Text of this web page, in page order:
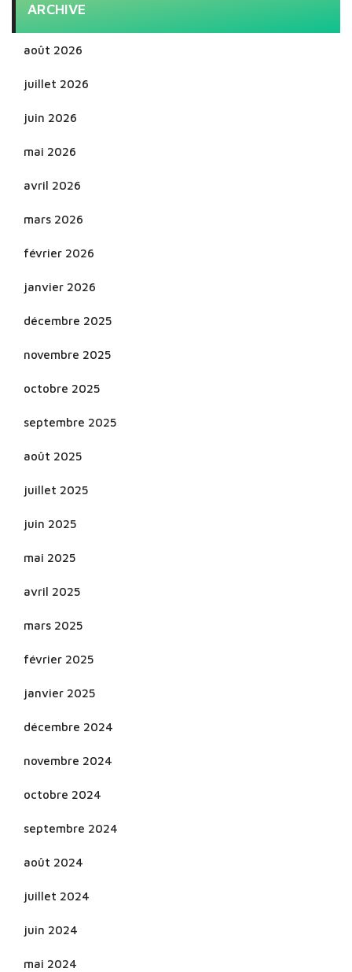
ARCHIVE
août 2026
juillet 2026
juin 2026
mai 2026
avril 2026
mars 2026
février 2026
janvier 2026
décembre 2025
novembre 2025
octobre 2025
septembre 2025
août 2025
juillet 2025
juin 2025
mai 2025
avril 2025
mars 2025
février 2025
janvier 2025
décembre 2024
novembre 2024
octobre 2024
septembre 2024
août 2024
juillet 2024
juin 2024
mai 2024